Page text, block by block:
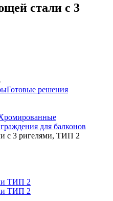
стали с 3
Готовые решения
для балконов
с 3 ригелями, ТИП 2